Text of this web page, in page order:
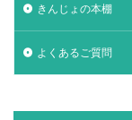
きんじょの本棚
よくあるご質問